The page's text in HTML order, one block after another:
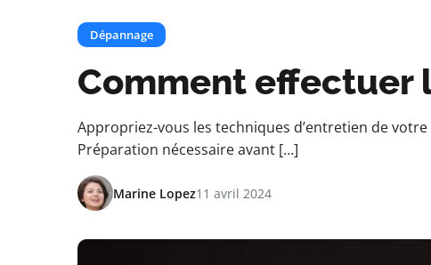
Dépannage
Comment effectuer
Appropriez-vous les techniques d’entretien de
Préparation nécessaire avant […]
Marine Lopez11 avril 2024